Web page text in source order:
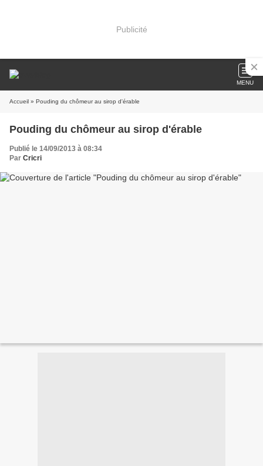
Publicité
MENU
Accueil » Pouding du chômeur au sirop d'érable
Pouding du chômeur au sirop d'érable
Publié le 14/09/2013 à 08:34
Par Cricri